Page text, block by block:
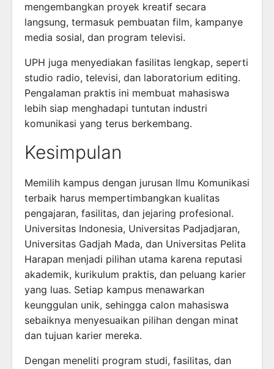
mengembangkan proyek kreatif secara
langsung, termasuk pembuatan film, kampanye
media sosial, dan program televisi.
UPH juga menyediakan fasilitas lengkap, seperti
studio radio, televisi, dan laboratorium editing.
Pengalaman praktis ini membuat mahasiswa
lebih siap menghadapi tuntutan industri
komunikasi yang terus berkembang.
Kesimpulan
Memilih kampus dengan jurusan Ilmu Komunikasi
terbaik harus mempertimbangkan kualitas
pengajaran, fasilitas, dan jejaring profesional.
Universitas Indonesia, Universitas Padjadjaran,
Universitas Gadjah Mada, dan Universitas Pelita
Harapan menjadi pilihan utama karena reputasi
akademik, kurikulum praktis, dan peluang karier
yang luas. Setiap kampus menawarkan
keunggulan unik, sehingga calon mahasiswa
sebaiknya menyesuaikan pilihan dengan minat
dan tujuan karier mereka.
Dengan meneliti program studi, fasilitas, dan